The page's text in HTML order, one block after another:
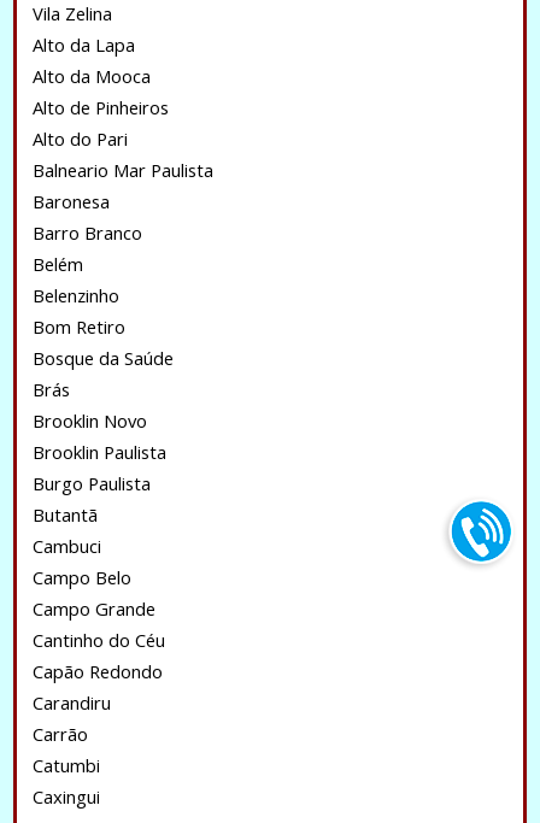
Vila Zelina
Alto da Lapa
Alto da Mooca
Alto de Pinheiros
Alto do Pari
Balneario Mar Paulista
Baronesa
Barro Branco
Belém
Belenzinho
Bom Retiro
Bosque da Saúde
Brás
Brooklin Novo
Brooklin Paulista
Burgo Paulista
Butantã
Cambuci
Campo Belo
Campo Grande
Cantinho do Céu
Capão Redondo
Carandiru
Carrão
Catumbi
Caxingui